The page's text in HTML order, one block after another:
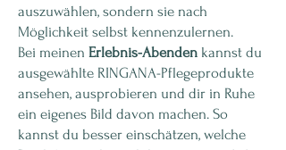
auszuwählen, sondern sie nach
Möglichkeit selbst kennenzulernen.
Bei meinen Erlebnis-Abenden kannst du
ausgewählte RINGANA-Pflegeprodukte
ansehen, ausprobieren und dir in Ruhe
ein eigenes Bild davon machen. So
kannst du besser einschätzen, welche